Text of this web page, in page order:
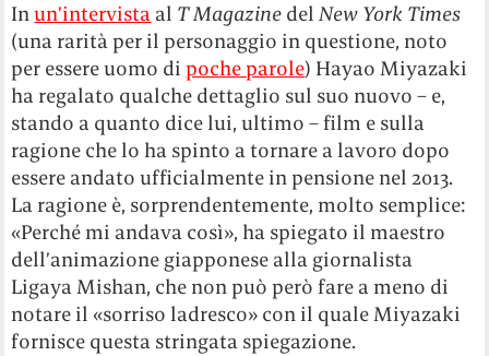
Inun’intervista al T Magazine delNew York Times
(una rarità per il personaggio in questione, noto
per essere uomo dipoche parole) Hayao Miyazaki
ha regalato qualche dettaglio sul suo nuovo – e,
stando a quanto dice lui, ultimo – film e sulla
ragione che lo ha spinto a tornare a lavoro dopo
essere andato ufficialmente in pensione nel 2013.
La ragione è, sorprendentemente, molto semplice:
«Perché mi andava così», ha spiegato il maestro
dell’animazione giapponese alla giornalista
Ligaya Mishan, che non può però fare a meno di
notare il «sorriso ladresco» con il quale Miyazaki
fornisce questa stringata spiegazione.